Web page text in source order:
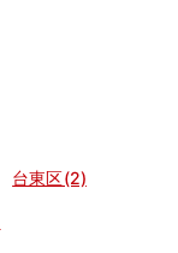
台東区(2)